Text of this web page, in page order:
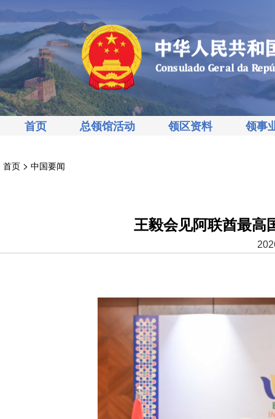
首页 总领馆活动 领区资料 领事
首页 > 中国要闻
王毅会见阿联酋最高